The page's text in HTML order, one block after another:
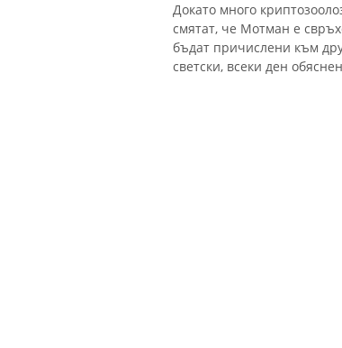
Докато много
смятат, че Мотман е
бъдат причислени към
светски, всеки ден